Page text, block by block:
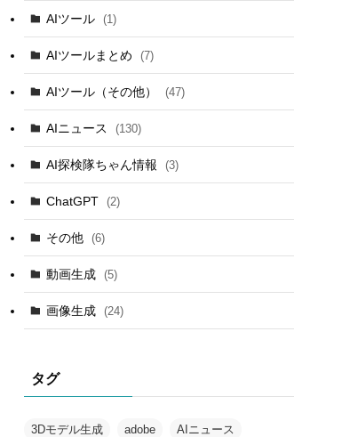
AIツール (1)
AIツールまとめ (7)
AIツール（その他） (47)
AIニュース (130)
AI探検隊ちゃん情報 (3)
ChatGPT (2)
その他 (6)
動画生成 (5)
画像生成 (24)
タグ
3Dモデル生成 adobe AIニュース